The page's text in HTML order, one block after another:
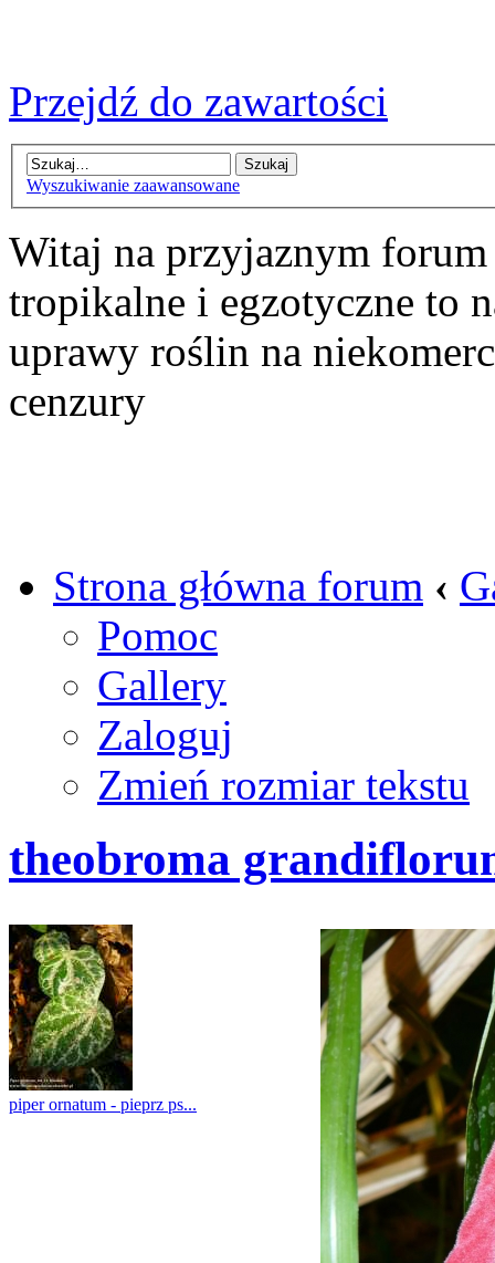
Przejdź do zawartości
Wyszukiwanie zaawansowane
Witaj na przyjaznym
tropikalne i egzotyczne to
uprawy roślin na
cenzury
Strona główna forum ‹
Pomoc
Gallery
Zaloguj
Zmień rozmiar tekstu
theobroma
piper ornatum - pieprz ps...